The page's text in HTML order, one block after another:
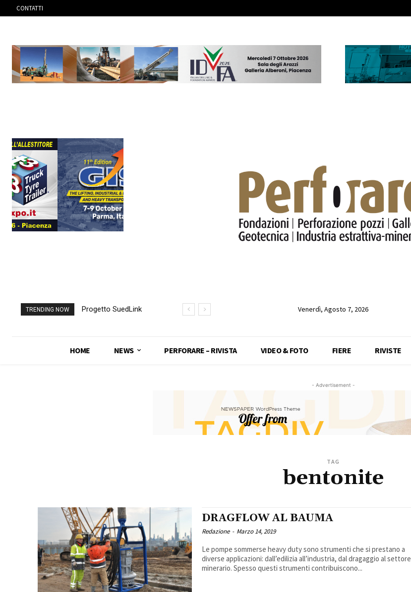
CONTATTI
TRENDING NOW
Progetto SuedLink
con TBM del
Venerdì, Agosto 7, 2026
HOME NEWS PERFORARE – RIVISTA VIDEO & FOTO FIERE RIVISTE
- Advertisement -
TAG
bentonite
DRAGFLOW AL BAUMA
Redazione - Marzo 14, 2019
Le pompe sommerse heavy duty sono strumenti che si prestano a
diverse applicazioni: dall’edilizia all’industria, dal dragaggio al settore
minerario. Spesso questi strumenti contribuiscono...